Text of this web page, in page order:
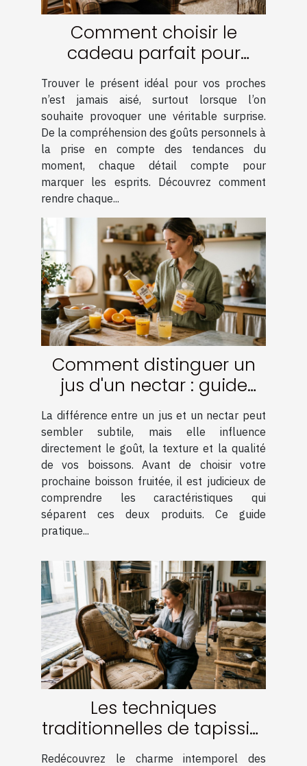
Comment choisir le
cadeau parfait pour
surprendre vos proches ?
Trouver le présent idéal pour vos proches
n’est jamais aisé, surtout lorsque l’on
souhaite provoquer une véritable surprise.
De la compréhension des goûts personnels à
la prise en compte des tendances du
moment, chaque détail compte pour
marquer les esprits. Découvrez comment
rendre chaque...
Comment distinguer un
jus d'un nectar : guide
pratique
La différence entre un jus et un nectar peut
sembler subtile, mais elle influence
directement le goût, la texture et la qualité
de vos boissons. Avant de choisir votre
prochaine boisson fruitée, il est judicieux de
comprendre les caractéristiques qui
séparent ces deux produits. Ce guide
pratique...
Les techniques
traditionnelles de tapissier
pour un intérieur élégant
Redécouvrez le charme intemporel des